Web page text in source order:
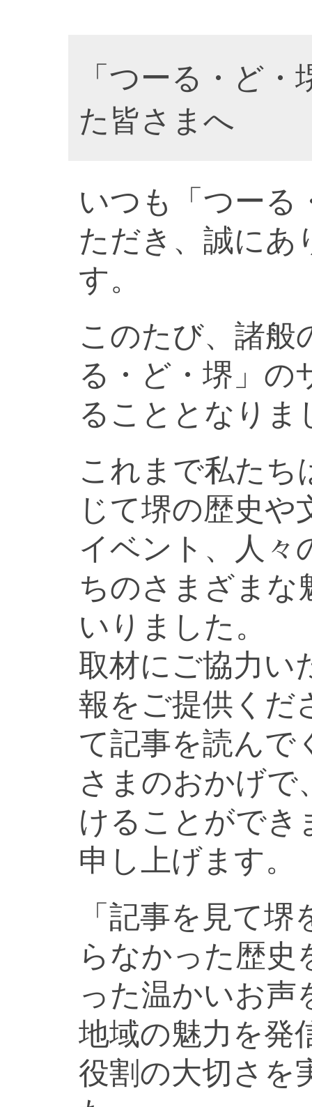
「つーる・ど
た皆さまへ
いつも「つーる
ただき、誠にあ
す。
このたび、諸般
る・ど・堺」の
ることとなりま
これまで私たち
じて堺の歴史や
イベント、人々
ちのさまざまな
いりました。
取材にご協力い
報をご提供くだ
て記事を読んで
さまのおかげで
けることができ
申し上げます。
「記事を見て
らなかった歴史
った温かいお声
地域の魅力を発
役割の大切さを